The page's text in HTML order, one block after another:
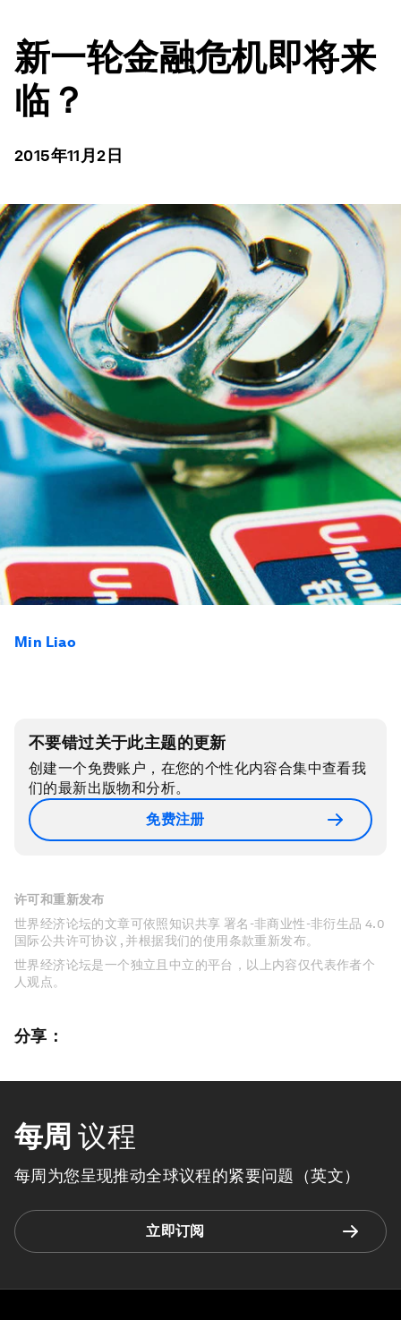
新一轮金融危机即将来
临？
2015年11月2日
Min Liao
不要错过关于此主题的更新
创建一个免费账户，在您的个性化内容合集中查看我
们的最新出版物和分析。
免费注册
许可和重新发布
世界经济论坛的文章可依照知识共享 署名-非商业性-非衍生品 4.0
国际公共许可协议 , 并根据我们的使用条款重新发布。
世界经济论坛是一个独立且中立的平台，以上内容仅代表作者个
人观点。
分享：
每周 议程
每周为您呈现推动全球议程的紧要问题（英文）
立即订阅